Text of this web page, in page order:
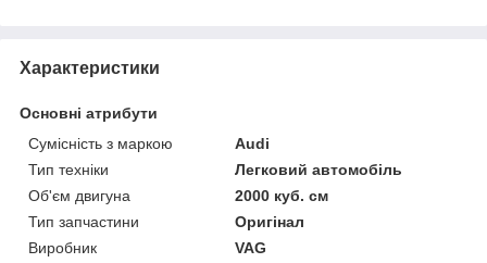
Характеристики
Основні атрибути
Сумісність з маркою
Audi
Тип техніки
Легковий автомобіль
Об'єм двигуна
2000 куб. см
Тип запчастини
Оригінал
Виробник
VAG